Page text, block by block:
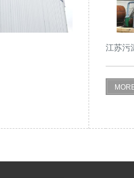
江苏污